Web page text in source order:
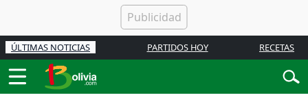
ÚLTIMAS NOTICIAS PARTIDOS HOY RECETAS